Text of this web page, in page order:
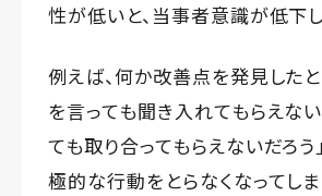
性が低いと、当事者意識が低下し
例えば、何か改善点を発見したと
を言っても聞き入れてもらえない
ても取り合ってもらえないだろう
極的な行動をとらなくなってしま